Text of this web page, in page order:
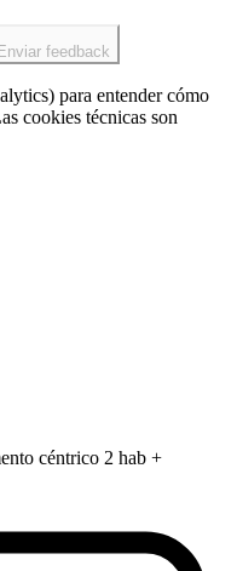
Enviar feedback
para entender cómo
cookies técnicas son
céntrico 2 hab +